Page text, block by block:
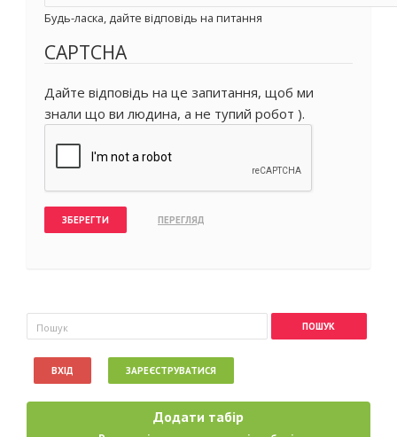
Будь-ласка, дайте відповідь на питання
CAPTCHA
Дайте відповідь на це запитання, щоб ми
знали що ви людина, а не тупий робот ).
Пошукова форма
Пошук
ВХІД ЗАРЕЄСТРУВАТИСЯ
Додати табір